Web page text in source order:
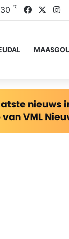
30 ℃ Facebook